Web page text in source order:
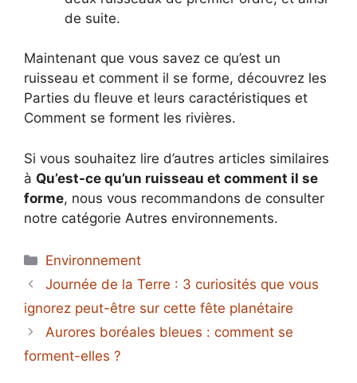
de suite.
Maintenant que vous savez ce qu’est un
ruisseau et comment il se forme, découvrez les
Parties du fleuve et leurs caractéristiques et
Comment se forment les rivières.
Si vous souhaitez lire d’autres articles similaires
à Qu’est-ce qu’un ruisseau et comment il se
forme, nous vous recommandons de consulter
notre catégorie Autres environnements.
Catégories
Environnement
Journée de la Terre : 3 curiosités que vous
ignorez peut-être sur cette fête planétaire
Aurores boréales bleues : comment se
forment-elles ?